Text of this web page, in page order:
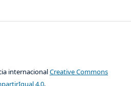
internacionalCreative Commons